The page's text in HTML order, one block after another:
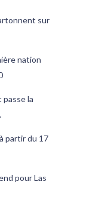
sur
nation
passe la
partir du 17
pour Las